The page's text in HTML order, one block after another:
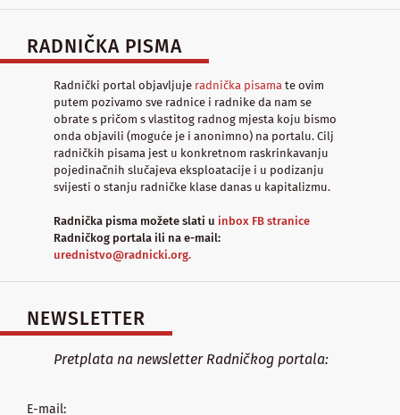
RADNIČKA PISMA
Radnički portal objavljuje radnička pisama te ovim
putem pozivamo sve radnice i radnike da nam se
obrate s pričom s vlastitog radnog mjesta koju bismo
onda objavili (moguće je i anonimno) na portalu. Cilj
radničkih pisama jest u konkretnom raskrinkavanju
pojedinačnih slučajeva eksploatacije i u podizanju
svijesti o stanju radničke klase danas u kapitalizmu.
Radnička pisma možete slati u inbox FB stranice
Radničkog portala ili na e-mail:
urednistvo@radnicki.org.
NEWSLETTER
Pretplata na newsletter Radničkog portala:
E-mail: